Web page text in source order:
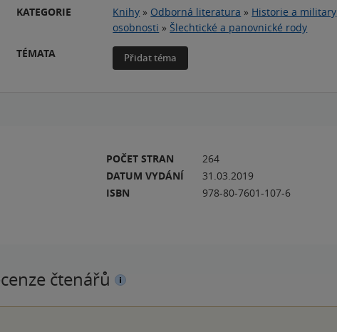
KATEGORIE Knihy » Odborná literatura » Historie a military
osobnosti » Šlechtické a panovnické rody
TÉMATA
Přidat téma
POČET STRAN
264
DATUM VYDÁNÍ
31.03.2019
ISBN
978-80-7601-107-6
čtenářů